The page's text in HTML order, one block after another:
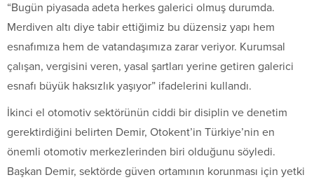
“Bugün piyasada adeta herkes galerici olmuş durumda.
Merdiven altı diye tabir ettiğimiz bu düzensiz yapı hem
esnafımıza hem de vatandaşımıza zarar veriyor. Kurumsal
çalışan, vergisini veren, yasal şartları yerine getiren galerici
esnafı büyük haksızlık yaşıyor” ifadelerini kullandı.
İkinci el otomotiv sektörünün ciddi bir disiplin ve denetim
gerektirdiğini belirten Demir, Otokent’in Türkiye’nin en
önemli otomotiv merkezlerinden biri olduğunu söyledi.
Başkan Demir, sektörde güven ortamının korunması için yetki